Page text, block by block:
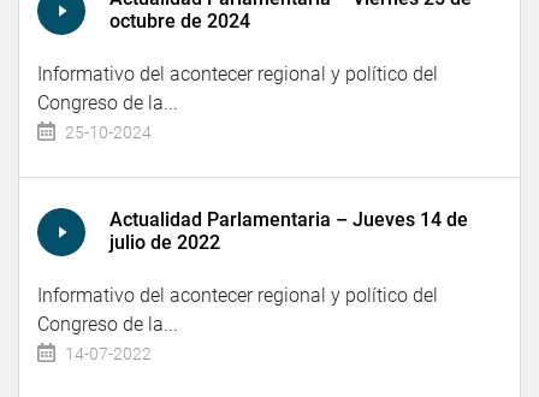
octubre de 2024
Informativo del acontecer regional y político del
Congreso de la...
25-10-2024
Actualidad Parlamentaria – Jueves 14 de
julio de 2022
Informativo del acontecer regional y político del
Congreso de la...
14-07-2022